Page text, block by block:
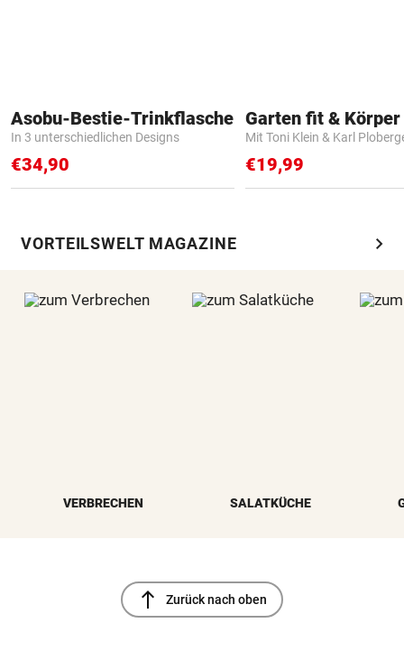
Asobu-Bestie-Trinkflasche
In 3 unterschiedlichen Designs
€34,90
Garten fit &
Mit Toni Klein & Karl
€19,99
VORTEILSWELT MAGAZINE chevron_right
VERBRECHEN SALATKÜCHE
north Zurück nach oben